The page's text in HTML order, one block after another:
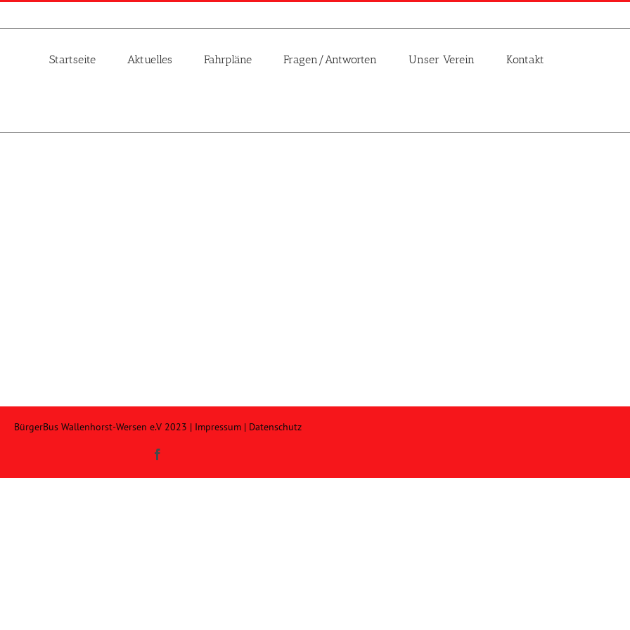
Startseite Aktuelles Fahrpläne Fragen/Antworten Unser Verein Kontakt
BürgerBus Wallenhorst-Wersen e.V 2023 | Impressum| Datenschutz